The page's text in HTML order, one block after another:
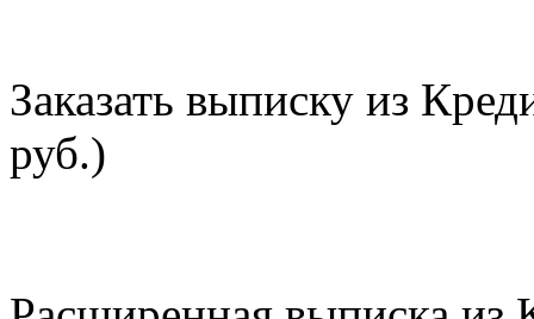
Заказать выписку из
руб.)